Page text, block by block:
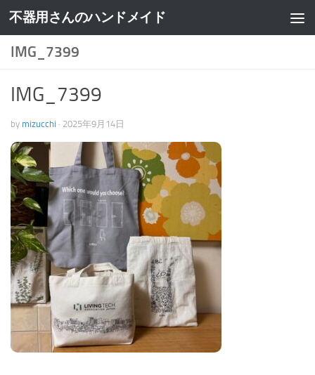
不器用さんのハンドメイド
IMG_7399
IMG_7399
by mizucchi · 2025年9月14日